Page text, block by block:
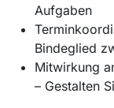
Aufgaben
Bindeglied
Mitwirkung
– Gestalten